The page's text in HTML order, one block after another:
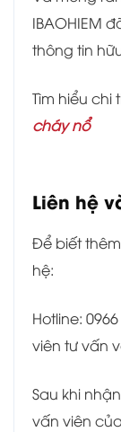
IBAOHIEM
thông tin
Tìm hiểu chi
cháy nổ
Liên hệ
Để biết
hệ:
Hotline:
viên tư vấn
Sau khi
vấn viên